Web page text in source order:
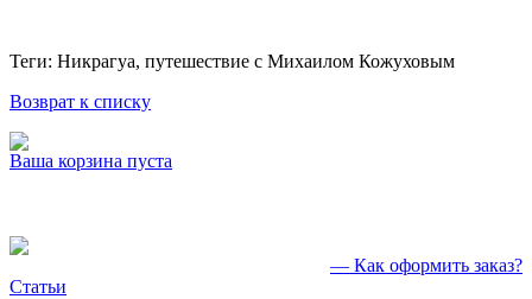
Теги: Никрагуа, путешествие с Михаилом Кожуховым
Возврат к списку
Ваша корзина пуста
— Как оформить заказ?
Статьи